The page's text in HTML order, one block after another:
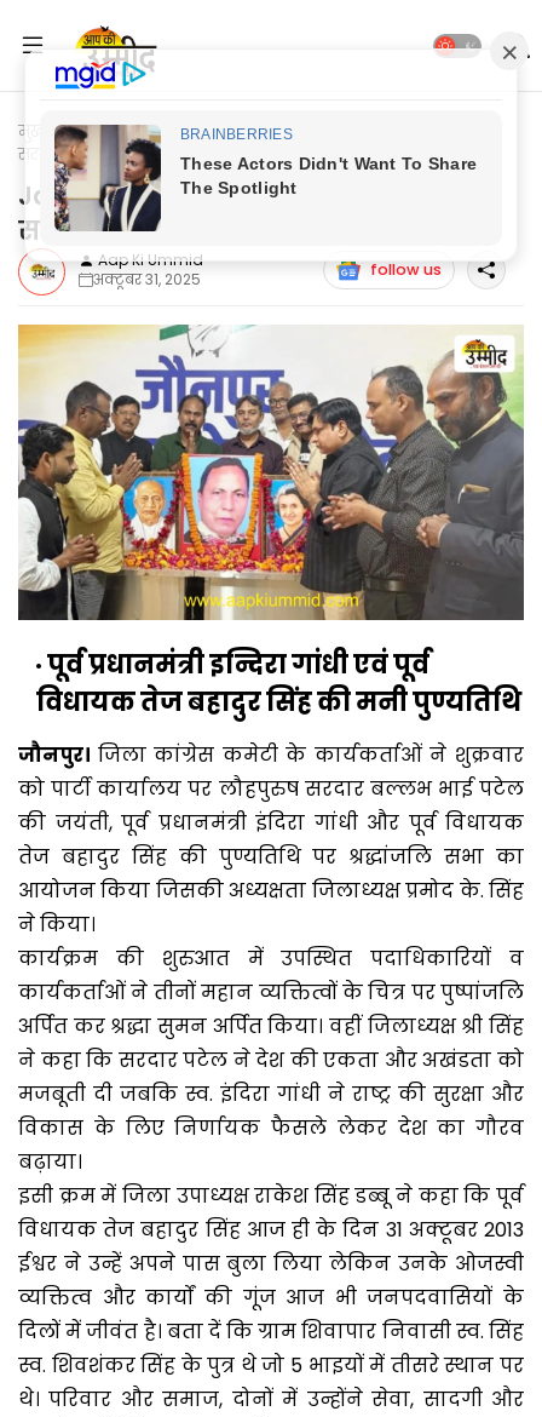
मुख्यपृष्ठ Jaunpur Update
Jaunpur News: कांग्रेसजनों ने मनायी
सरदार पटेल की 150वीं जयन्ती
Jaunpur News: कांग्रेसजनों ने मनायी
सरदार पटेल की 150वीं जयन्ती
Aap Ki Ummid
अक्टूबर 31, 2025
follow us
पूर्व प्रधानमंत्री इन्दिरा गांधी एवं पूर्व
विधायक तेज बहादुर सिंह की मनी पुण्यतिथि
जौनपुर। जिला कांग्रेस कमेटी के कार्यकर्ताओं ने शुक्रवार
को पार्टी कार्यालय पर लौहपुरुष सरदार बल्लभ भाई पटेल
की जयंती, पूर्व प्रधानमंत्री इंदिरा गांधी और पूर्व विधायक
तेज बहादुर सिंह की पुण्यतिथि पर श्रद्धांजलि सभा का
आयोजन किया जिसकी अध्यक्षता जिलाध्यक्ष प्रमोद के. सिंह
ने किया।
कार्यक्रम की शुरुआत में उपस्थित पदाधिकारियों व
कार्यकर्ताओं ने तीनों महान व्यक्तित्वों के चित्र पर पुष्पांजलि
अर्पित कर श्रद्धा सुमन अर्पित किया। वहीं जिलाध्यक्ष श्री सिंह
ने कहा कि सरदार पटेल ने देश की एकता और अखंडता को
मजबूती दी जबकि स्व. इंदिरा गांधी ने राष्ट्र की सुरक्षा और
विकास के लिए निर्णायक फैसले लेकर देश का गौरव
बढ़ाया।
इसी क्रम में जिला उपाध्यक्ष राकेश सिंह डब्बू ने कहा कि पूर्व
विधायक तेज बहादुर सिंह आज ही के दिन 31 अक्टूबर 2013
ईश्वर ने उन्हें अपने पास बुला लिया लेकिन उनके ओजस्वी
व्यक्तित्व और कार्यों की गूंज आज भी जनपदवासियों के
दिलों में जीवंत है। बता दें कि ग्राम शिवापार निवासी स्व. सिंह
स्व. शिवशंकर सिंह के पुत्र थे जो 5 भाइयों में तीसरे स्थान पर
थे। परिवार और समाज, दोनों में उन्होंने सेवा, सादगी और